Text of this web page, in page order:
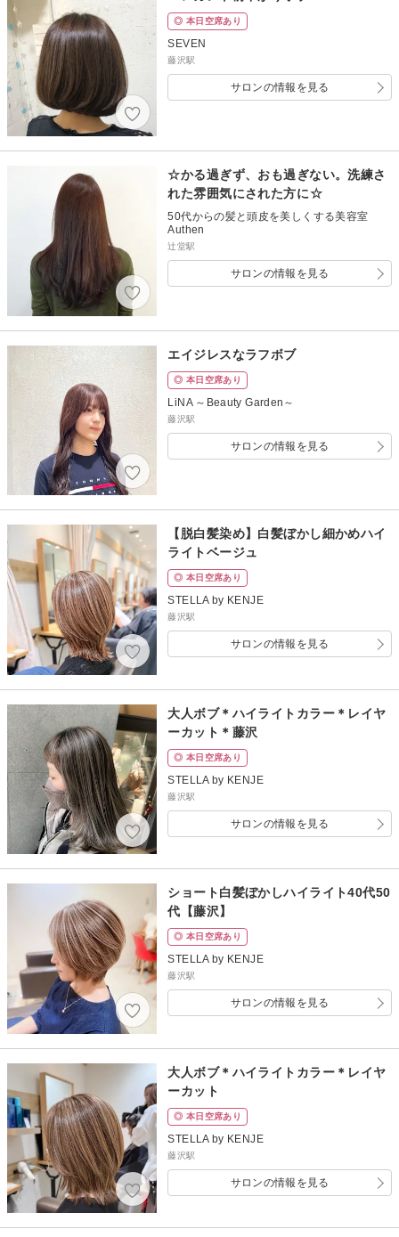
◎ 本日空席あり
SEVEN
藤沢駅
サロンの情報を見る
☆かる過ぎず、おも過ぎない。洗練さ
れた雰囲気にされた方に☆
50代からの髪と頭皮を美しくする美容室
Authen
辻堂駅
サロンの情報を見る
エイジレスなラフボブ
◎ 本日空席あり
LiNA ～Beauty Garden～
藤沢駅
サロンの情報を見る
【脱白髪染め】白髪ぼかし細かめハイ
ライトベージュ
◎ 本日空席あり
STELLA by KENJE
藤沢駅
サロンの情報を見る
大人ボブ＊ハイライトカラー＊レイヤ
ーカット＊藤沢
◎ 本日空席あり
STELLA by KENJE
藤沢駅
サロンの情報を見る
ショート白髪ぼかしハイライト40代50
代【藤沢】
◎ 本日空席あり
STELLA by KENJE
藤沢駅
サロンの情報を見る
大人ボブ＊ハイライトカラー＊レイヤ
ーカット
◎ 本日空席あり
STELLA by KENJE
藤沢駅
サロンの情報を見る